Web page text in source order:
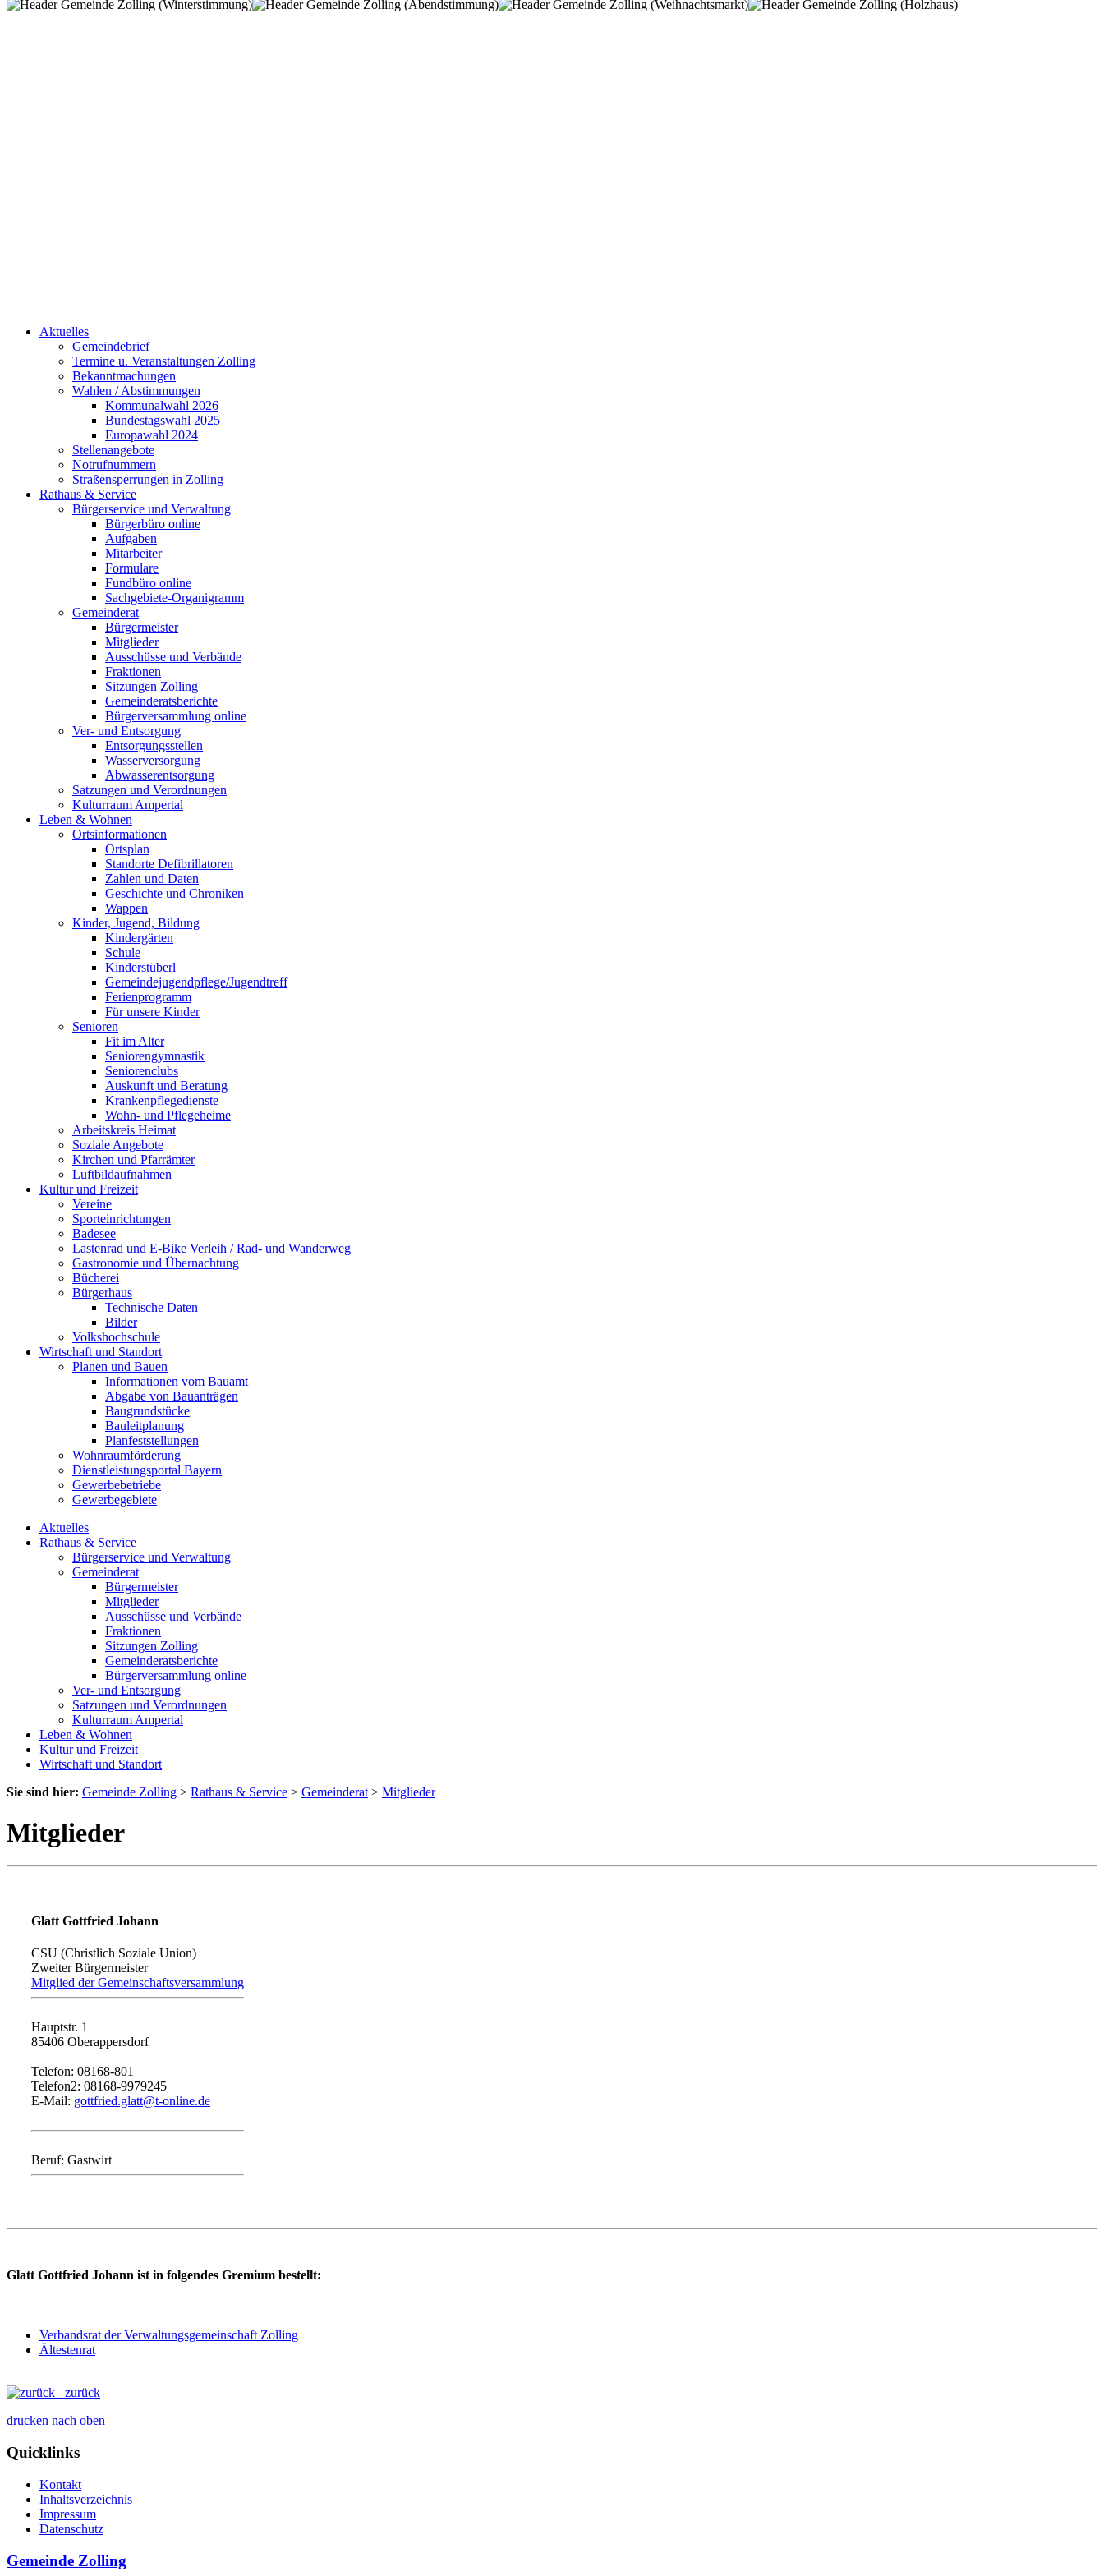
Aktuelles
Gemeindebrief
Termine u. Veranstaltungen Zolling
Bekanntmachungen
Wahlen / Abstimmungen
Kommunalwahl 2026
Bundestagswahl 2025
Europawahl 2024
Stellenangebote
Notrufnummern
Straßensperrungen in Zolling
Rathaus & Service
Bürgerservice und Verwaltung
Bürgerbüro online
Aufgaben
Mitarbeiter
Formulare
Fundbüro online
Sachgebiete-Organigramm
Gemeinderat
Bürgermeister
Mitglieder
Ausschüsse und Verbände
Fraktionen
Sitzungen Zolling
Gemeinderatsberichte
Bürgerversammlung online
Ver- und Entsorgung
Entsorgungsstellen
Wasserversorgung
Abwasserentsorgung
Satzungen und Verordnungen
Kulturraum Ampertal
Leben & Wohnen
Ortsinformationen
Ortsplan
Standorte Defibrillatoren
Zahlen und Daten
Geschichte und Chroniken
Wappen
Kinder, Jugend, Bildung
Kindergärten
Schule
Kinderstüberl
Gemeindejugendpflege/Jugendtreff
Ferienprogramm
Für unsere Kinder
Senioren
Fit im Alter
Seniorengymnastik
Seniorenclubs
Auskunft und Beratung
Krankenpflegedienste
Wohn- und Pflegeheime
Arbeitskreis Heimat
Soziale Angebote
Kirchen und Pfarrämter
Luftbildaufnahmen
Kultur und Freizeit
Vereine
Sporteinrichtungen
Badesee
Lastenrad und E-Bike Verleih / Rad- und Wanderweg
Gastronomie und Übernachtung
Bücherei
Bürgerhaus
Technische Daten
Bilder
Volkshochschule
Wirtschaft und Standort
Planen und Bauen
Informationen vom Bauamt
Abgabe von Bauanträgen
Baugrundstücke
Bauleitplanung
Planfeststellungen
Wohnraumförderung
Dienstleistungsportal Bayern
Gewerbebetriebe
Gewerbegebiete
Aktuelles
Rathaus & Service
Bürgerservice und Verwaltung
Gemeinderat
Bürgermeister
Mitglieder
Ausschüsse und Verbände
Fraktionen
Sitzungen Zolling
Gemeinderatsberichte
Bürgerversammlung online
Ver- und Entsorgung
Satzungen und Verordnungen
Kulturraum Ampertal
Leben & Wohnen
Kultur und Freizeit
Wirtschaft und Standort
Sie sind hier: Gemeinde Zolling > Rathaus & Service > Gemeinderat > Mitglieder
Mitglieder
Glatt Gottfried Johann
CSU (Christlich Soziale Union)
Zweiter Bürgermeister
Mitglied der Gemeinschaftsversammlung
Hauptstr. 1
85406 Oberappersdorf
Telefon: 08168-801
Telefon2: 08168-9979245
E-Mail: gottfried.glatt@t-online.de
Beruf: Gastwirt
Glatt Gottfried Johann ist in folgendes Gremium bestellt:
Verbandsrat der Verwaltungsgemeinschaft Zolling
Ältestenrat
zurück
drucken nach oben
Quicklinks
Kontakt
Inhaltsverzeichnis
Impressum
Datenschutz
Gemeinde Zolling